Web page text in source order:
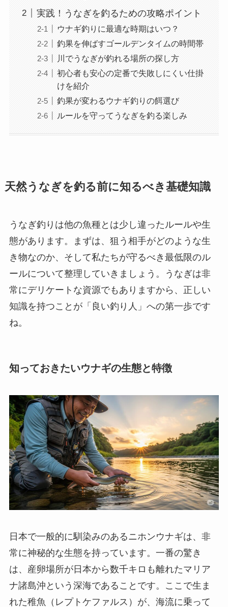
実践！うなぎを釣るための攻略ポイント
ウナギ釣りに最適な時期はいつ？
釣果を伸ばすゴールデンタイムの時間帯
川でうなぎが釣れる場所の探し方
初心者も安心の定番で失敗しにくい仕掛
けを紹介
釣果が変わるウナギ釣りの餌選び
ルールを守ってうなぎを釣る楽しみ
天然うなぎを釣る前に知るべき基礎知識
うなぎ釣りは他の魚種とは少し違ったルールや生
態があります。まずは、狙う相手がどのような生
き物なのか、そして私たちが守るべき最低限のル
ールについて整理していきましょう。うなぎは非
常にデリケートな資源でもありますから、正しい
知識を持つことが「良い釣り人」への第一歩です
ね。
知っておきたいウナギの生態と特徴
日本で一般的に馴染みのあるニホンウナギは、非
常に神秘的な生態を持っています。一番の驚き
は、産卵場所が日本から数千キロも離れたマリア
ナ諸島沖という深海であることです。ここで生ま
れた稚魚（レプトケファルス）が、海流に乗って